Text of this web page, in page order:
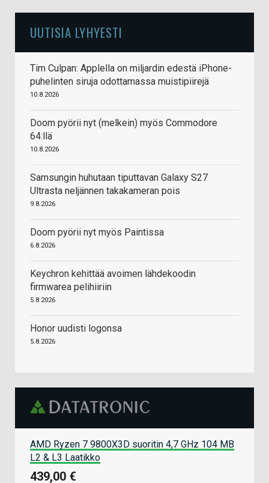
UUTISIA LYHYESTI
Tim Culpan: Applella on miljardin edestä iPhone-
puhelinten siruja odottamassa muistipiirejä
10.8.2026
Doom pyörii nyt (melkein) myös Commodore
64:llä
10.8.2026
Samsungin huhutaan tiputtavan Galaxy S27
Ultrasta neljännen takakameran pois
9.8.2026
Doom pyörii nyt myös Paintissa
6.8.2026
Keychron kehittää avoimen lähdekoodin
firmwarea pelihiiriin
5.8.2026
Honor uudisti logonsa
5.8.2026
AMD Ryzen 7 9800X3D suoritin 4,7 GHz 104 MB
L2 & L3 Laatikko
439,00 €